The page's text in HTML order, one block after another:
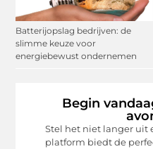
Batterijopslag bedrijven: de
slimme keuze voor
energiebewust ondernemen
Begin
Stel het niet langer uit
platform biedt de